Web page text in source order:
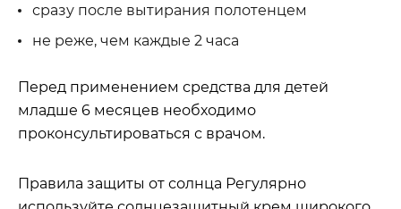
сразу после вытирания полотенцем
не реже, чем каждые 2 часа
Перед применением средства для детей
младше 6 месяцев необходимо
проконсультироваться с врачом.
Правила защиты от солнца Регулярно